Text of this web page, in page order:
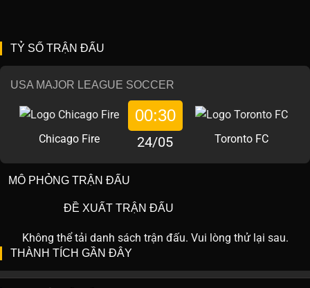
TỶ SỐ TRẬN ĐẤU
USA MAJOR LEAGUE SOCCER
Chicago Fire
00:30
24/05 Toronto FC
MÔ PHỎNG TRẬN ĐẤU
ĐỀ XUẤT TRẬN ĐẤU
Không thể tải danh sách trận đấu. Vui lòng thử lại sau.
THÀNH TÍCH GẦN ĐÂY